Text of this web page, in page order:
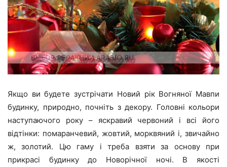
Якщо ви будете зустрічати Новий рік Вогняної Мавпи
будинку, природно, почніть з декору. Головні кольори
наступаючого року – яскравий червоний і всі його
відтінки: помаранчевий, жовтий, морквяний і, звичайно
ж, золотий. Цю гаму і треба взяти за основу при
прикрасі будинку до Новорічної ночі. В якості